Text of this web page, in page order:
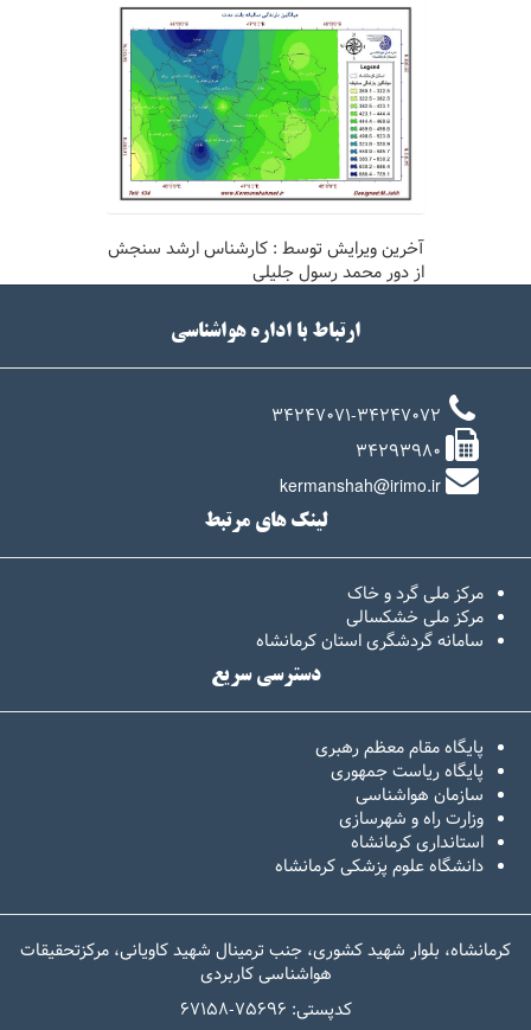
آخرین ویرایش توسط : کارشناس ارشد سنجش
از دور محمد رسول جلیلی
ارتباط با اداره هواشناسی
34247071-34247072
34293980
kermanshah@irimo.ir
لینک های مرتبط
مرکز ملی گرد و خاک
مرکز ملی خشکسالی
سامانه گردشگری استان کرمانشاه
دسترسی سریع
پایگاه مقام معظم رهبری
پایگاه ریاست جمهوری
سازمان هواشناسی
وزارت راه و شهرسازی
استانداری کرمانشاه
دانشگاه علوم پزشکی کرمانشاه
کرمانشاه، بلوار شهید کشوری، جنب ترمینال شهید کاویانی، مرکزتحقیقات
هواشناسی کاربردی
67158-کدپستی: 75696